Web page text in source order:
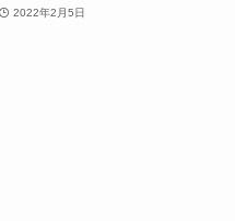
2022年2月5日